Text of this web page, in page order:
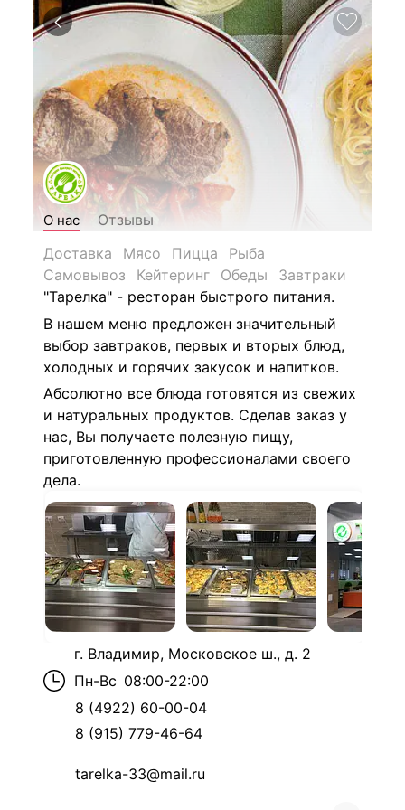
О нас
Отзывы
Доставка
Мясо Пицца
Рыба
Самовывоз
Кейтеринг Обеды
Завтраки
"Тарелка" - ресторан быстрого питания.
В нашем меню предложен значительный
выбор завтраков, первых и вторых блюд,
холодных и горячих закусок и напитков.
Абсолютно все блюда готовятся из свежих
и натуральных продуктов. Сделав заказ у
нас, Вы получаете полезную пищу,
приготовленную профессионалами своего
дела.
г. Владимир, Московское ш., д. 2
Пн-Вс 08:00-22:00
8 (4922) 60-00-04
8 (915) 779-46-64
tarelka-33@mail.ru